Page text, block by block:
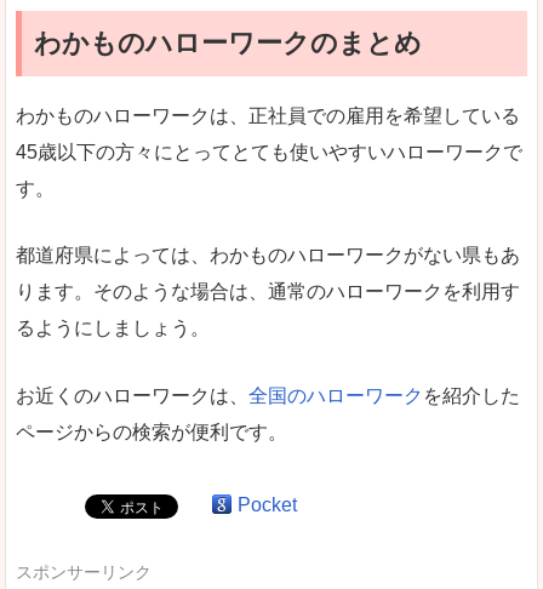
わかものハローワークのまとめ
わかものハローワークは、正社員での雇用を希望している
45歳以下の方々にとってとても使いやすいハローワークで
す。
都道府県によっては、わかものハローワークがない県もあ
ります。そのような場合は、通常のハローワークを利用す
るようにしましょう。
お近くのハローワークは、 全国のハローワーク を紹介した
ページからの検索が便利です。
Pocket
スポンサーリンク